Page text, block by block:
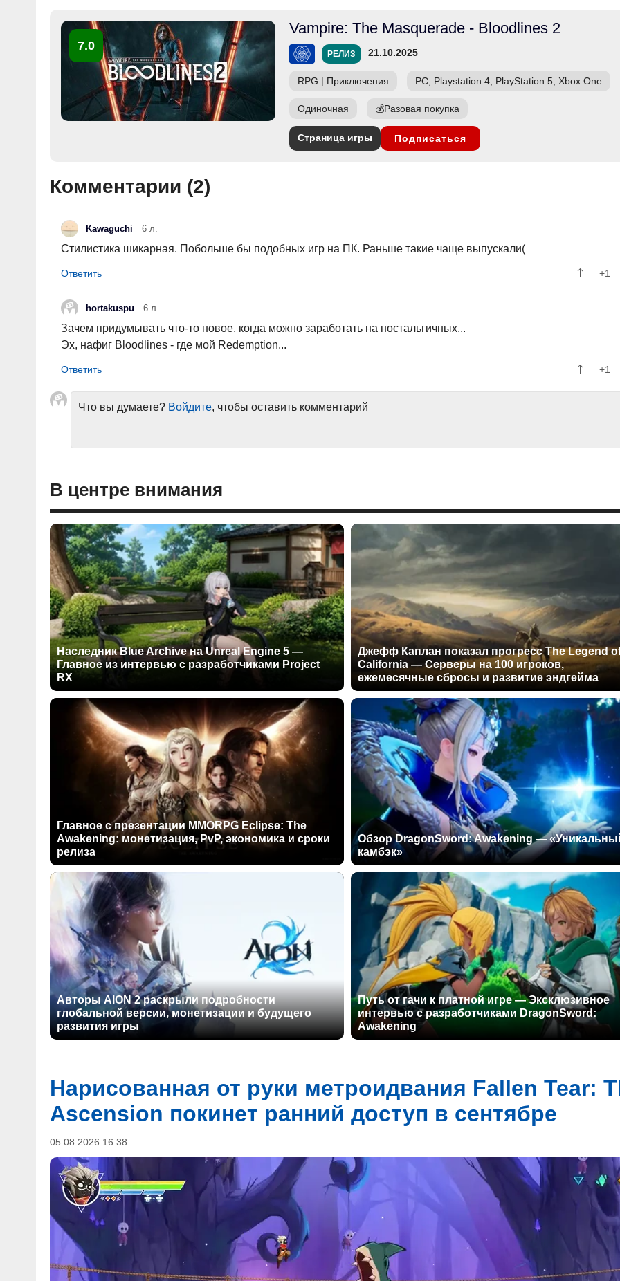
7.0
Vampire: The Masquerade - Bloodlines 2
РЕЛИЗ 21.10.2025
RPG | Приключения PC, Playstation 4, PlayStation 5, Xbox One
Одиночная 💰Разовая покупка
Страница игры Подписаться
Комментарии (2)
Kawaguchi 6 л.
Стилистика шикарная. Побольше бы подобных игр на ПК. Раньше такие чаще выпускали(
+1
hortakuspu 6 л.
Зачем придумывать что-то новое, когда можно заработать на ностальгичных...
Эх, нафиг Bloodlines - где мой Redemption...
+1
Что вы думаете? Войдите, чтобы оставить комментарий
В центре внимания
Наследник Blue Archive на Unreal Engine 5 —
Главное из интервью с разработчиками Project
RX
Джефф Каплан показал прогресс The Legend
California — Серверы на 100 игроков,
ежемесячные сбросы и развитие эндгейма
Главное с презентации MMORPG Eclipse: The
Awakening: монетизация, PvP, экономика и сроки
релиза
Обзор DragonSword: Awakening —
камбэк»
Авторы AION 2 раскрыли подробности
глобальной версии, монетизации и будущего
развития игры
Путь от гачи к платной игре — Эксклюзивное
интервью с разработчиками DragonSword:
Awakening
Нарисованная от руки метроидвания Fallen Tear:
Ascension покинет ранний доступ в сентябре
05.08.2026 16:38